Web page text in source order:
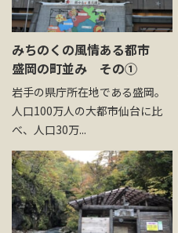
みちのくの風情ある都市
盛岡の町並み その①
岩手の県庁所在地である盛岡。
人口100万人の大都市仙台に比
べ、人口30万...